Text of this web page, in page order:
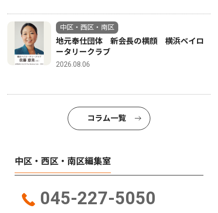
中区・西区・南区
地元奉仕団体 新会長の横顔 横浜ベイロ
ータリークラブ
2026.08.06
コラム一覧
中区・西区・南区編集室
045-227-5050